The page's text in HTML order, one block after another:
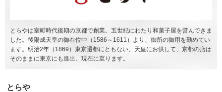
とらやは室町時代後期の京都で創業。五世紀にわたり和菓子屋を営んできま
した。後陽成天皇の御在位中（1586～1611）より、御所の御用を勤めてい
ます。明治2年（1869）東京遷都にともない、天皇にお供して、京都の店は
そのままに東京にも進出、現在に至ります。
とらや